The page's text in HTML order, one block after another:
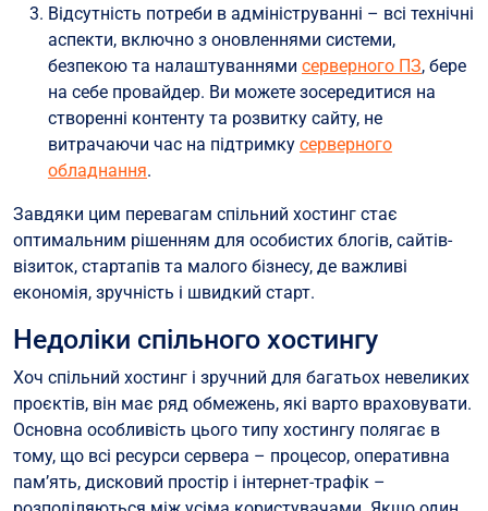
Відсутність потреби в адмініструванні – всі технічні
аспекти, включно з оновленнями системи,
безпекою та налаштуваннями серверного ПЗ, бере
на себе провайдер. Ви можете зосередитися на
створенні контенту та розвитку сайту, не
витрачаючи час на підтримку серверного
обладнання.
Завдяки цим перевагам спільний хостинг стає
оптимальним рішенням для особистих блогів, сайтів-
візиток, стартапів та малого бізнесу, де важливі
економія, зручність і швидкий старт.
Недоліки спільного хостингу
Хоч спільний хостинг і зручний для багатьох невеликих
проєктів, він має ряд обмежень, які варто враховувати.
Основна особливість цього типу хостингу полягає в
тому, що всі ресурси сервера – процесор, оперативна
пам’ять, дисковий простір і інтернет-трафік –